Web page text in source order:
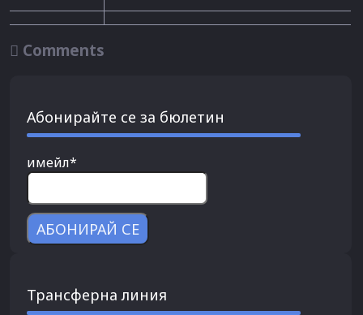
 Comments
Абонирайте се за бюлетин
имейл*
Трансферна линия